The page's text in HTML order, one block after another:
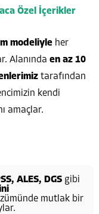
Özel İçerikler
modeliyle her
Alanında en az 10
tarafından
kendi
amaçlar.
ALES, DGS gibi
mutlak bir